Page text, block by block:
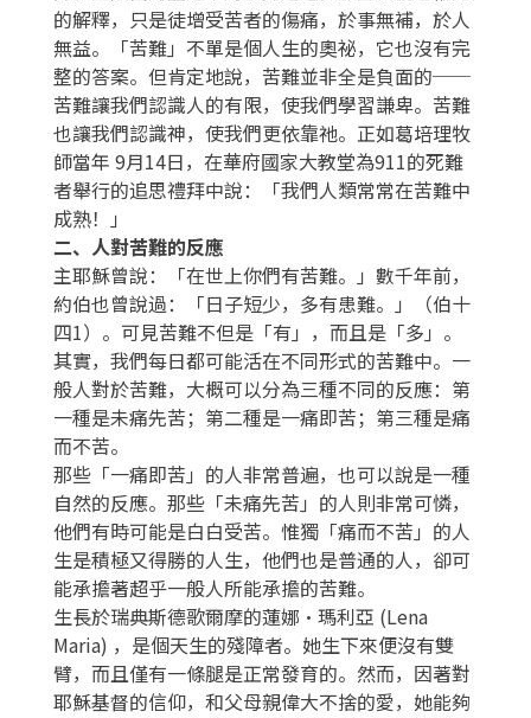
的解釋，只是徒增受苦者的傷痛，於事無補，於人
無益。「苦難」不單是個人生的奧祕，它也沒有完
整的答案。但肯定地說，苦難並非全是負面的──
苦難讓我們認識人的有限，使我們學習謙卑。苦難
也讓我們認識神，使我們更依靠祂。正如葛培理牧
師當年 9月14日，在華府國家大教堂為911的死難
者舉行的追思禮拜中說：「我們人類常常在苦難中
成熟！」
二、人對苦難的反應
主耶穌曾說：「在世上你們有苦難。」數千年前，
約伯也曾說過：「日子短少，多有患難。」（伯十
四1）。可見苦難不但是「有」，而且是「多」。
其實，我們每日都可能活在不同形式的苦難中。一
般人對於苦難，大概可以分為三種不同的反應：第
一種是未痛先苦；第二種是一痛即苦；第三種是痛
而不苦。
那些「一痛即苦」的人非常普遍，也可以說是一種
自然的反應。那些「未痛先苦」的人則非常可憐，
他們有時可能是白白受苦。惟獨「痛而不苦」的人
生是積極又得勝的人生，他們也是普通的人，卻可
能承擔著超乎一般人所能承擔的苦難。
生長於瑞典斯德歌爾摩的蓮娜‧瑪利亞 (Lena
Maria) ，是個天生的殘障者。她生下來便沒有雙
臂，而且僅有一條腿是正常發育的。然而，因著對
耶穌基督的信仰，和父母親偉大不捨的愛，她能夠